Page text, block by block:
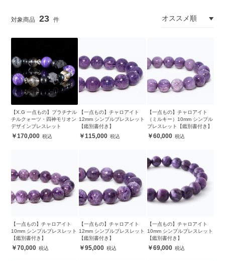
23
【X.G 一点もの】プラチナル
チルクォーツ・四神モリオン
デザインブレスレット
170,000
【一点もの】チャロアイト
12mm シンプルブレスレット
【鑑別書付き】
115,000
【一点もの】チャロアイト
（ミルキー）10mm シンプル
ブレスレット【鑑別書付き】
60,000
【一点もの】チャロアイト
10mm シンプルブレスレット
【鑑別書付き】
70,000
【一点もの】チャロアイト
12mm シンプルブレスレット
【鑑別書付き】
95,000
【一点もの】チャロアイト
10mm シンプルブレスレット
【鑑別書付き】
69,000